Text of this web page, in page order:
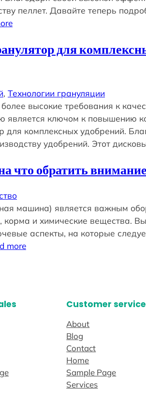
пеллет. Давайте теперь
для
, Технологии грануляции
высокие требования к
является ключом к повышению
комплексных удобрений.
удобрений. Этот
что обратить внимание
машина) является важным
корма и химические вещества.
аспекты, на которые
more
Customer service
About
Blog
Contact
Home
Sample Page
Services